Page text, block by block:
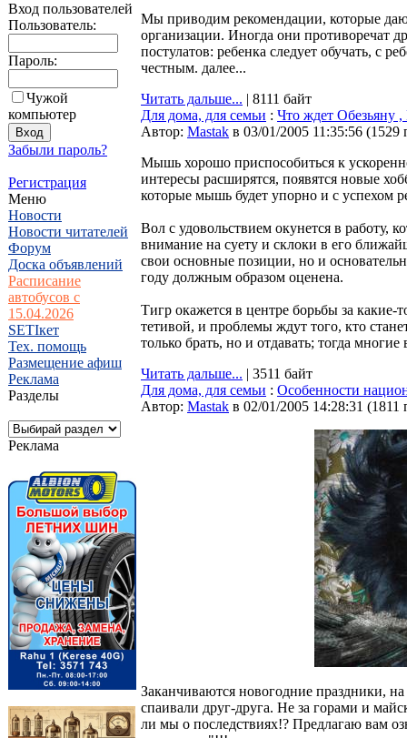
Вход пользователей
Пользователь:
Пароль:
Чужой
компьютер
Забыли пароль?
Регистрация
Меню
Новости
Новости читателей
Форум
Доска объявлений
Расписание
автобусов с
15.04.2026
SETIкет
Тех. помощь
Размещение афиш
Реклама
Разделы
Реклама
Мы приводим рекомендации, которые
организации. Иногда они противоречат
постулатов: ребенка следует обучать, с
честным. далее...
Читать дальше... | 8111 байт
Для дома, для семьи : Что ждет Обезьяну
Автор: Мastak в 03/01/2005 11:35:56 (1529
Мышь хорошо приспособиться к
интересы расширятся, появятся новые
которые мышь будет упорно и с успехом
Вол с удовольствием окунется в работу,
внимание на суету и склоки в его
свои основные позиции, но и
году должным образом оценена.
Тигр окажется в центре борьбы за какие-
тетивой, и проблемы ждут того, кто
только брать, но и отдавать; тогда
Читать дальше... | 3511 байт
Для дома, для семьи : Особенности
Автор: Мastak в 02/01/2005 14:28:31 (1811
Заканчиваются новогодние праздники,
спаивали друг-друга. Не за горами и
ли мы о последствиях!? Предлагаю вам